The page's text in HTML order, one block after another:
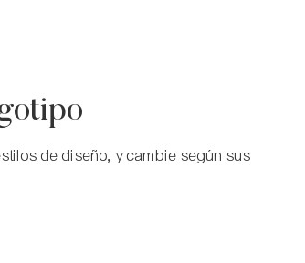
de diseño, y cambie según sus